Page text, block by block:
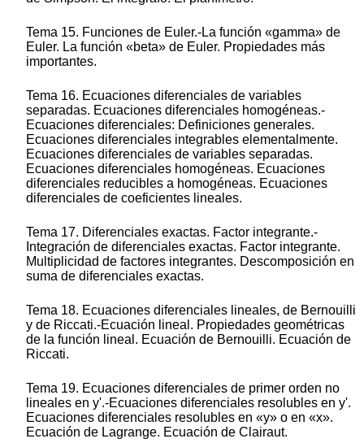
Tema 15. Funciones de Euler.-La función «gamma» de
Euler. La función «beta» de Euler. Propiedades más
importantes.
Tema 16. Ecuaciones diferenciales de variables
separadas. Ecuaciones diferenciales homogéneas.-
Ecuaciones diferenciales: Definiciones generales.
Ecuaciones diferenciales integrables elementalmente.
Ecuaciones diferenciales de variables separadas.
Ecuaciones diferenciales homogéneas. Ecuaciones
diferenciales reducibles a homogéneas. Ecuaciones
diferenciales de coeficientes lineales.
Tema 17. Diferenciales exactas. Factor integrante.-
Integración de diferenciales exactas. Factor integrante.
Multiplicidad de factores integrantes. Descomposición en
suma de diferenciales exactas.
Tema 18. Ecuaciones diferenciales lineales, de Bernouilli
y de Riccati.-Ecuación lineal. Propiedades geométricas
de la función lineal. Ecuación de Bernouilli. Ecuación de
Riccati.
Tema 19. Ecuaciones diferenciales de primer orden no
lineales en y'.-Ecuaciones diferenciales resolubles en y'.
Ecuaciones diferenciales resolubles en «y» o en «x».
Ecuación de Lagrange. Ecuación de Clairaut.